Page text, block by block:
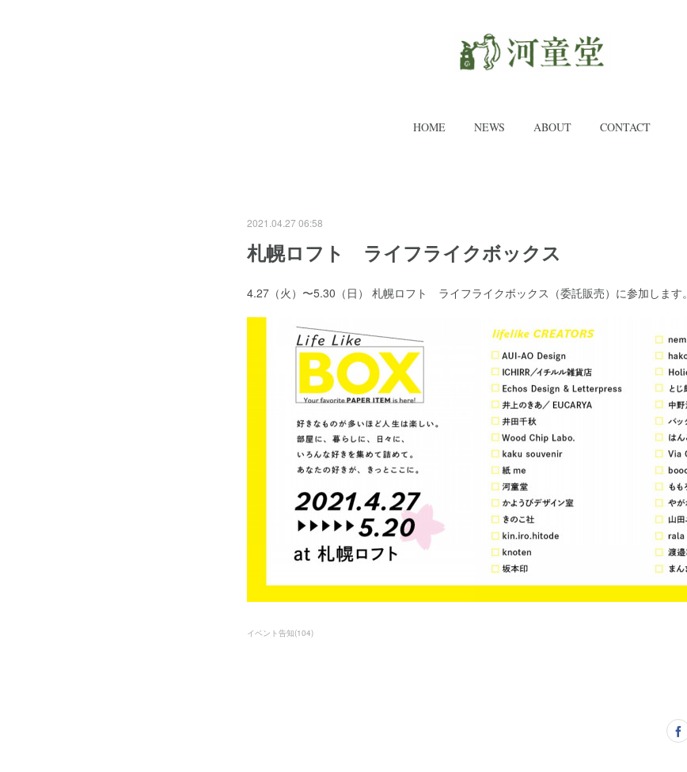
HOME NEWS ABOUT CONTACT
2021.04.27 06:58
札幌ロフト ライフライクボックス
4.27（火）〜5.30（日） 札幌ロフト ライフライクボックス（委託販売）に参加します。
イベント告知(104)